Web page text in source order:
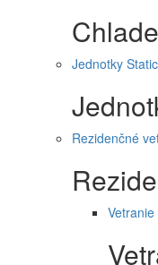
Jednotky
Rezidenčné